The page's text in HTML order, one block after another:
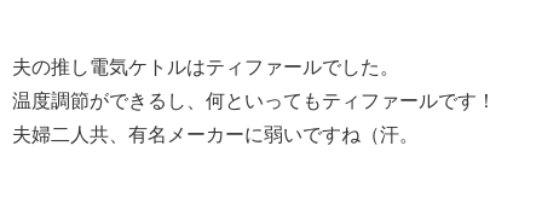
夫の推し電気ケトルはティファールでした。
温度調節ができるし、何といってもティファールです！
夫婦二人共、有名メーカーに弱いですね（汗。